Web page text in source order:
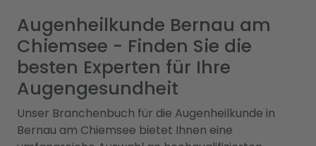
Augenheilkunde Bernau am
Chiemsee - Finden Sie die
besten Experten für Ihre
Augengesundheit
Unser Branchenbuch für die Augenheilkunde in
Bernau am Chiemsee bietet Ihnen eine